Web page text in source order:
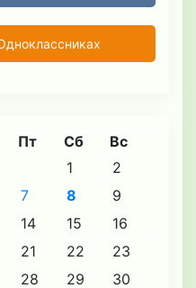
Пт Сб Вс
1
2
7 8
9
14 15
16
21 22
23
28 29
30